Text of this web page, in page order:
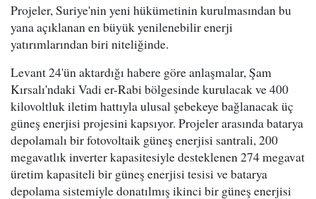
Projeler, Suriye'nin yeni hükümetinin kurulmasından bu
yana açıklanan en büyük yenilenebilir enerji
yatırımlarından biri niteliğinde.
Levant 24'ün aktardığı habere göre anlaşmalar, Şam
Kırsalı'ndaki Vadi er-Rabi bölgesinde kurulacak ve 400
kilovoltluk iletim hattıyla ulusal şebekeye bağlanacak üç
güneş enerjisi projesini kapsıyor. Projeler arasında batarya
depolamalı bir fotovoltaik güneş enerjisi santrali, 200
megavatlık inverter kapasitesiyle desteklenen 274 megavat
üretim kapasiteli bir güneş enerjisi tesisi ve batarya
depolama sistemiyle donatılmış ikinci bir güneş enerjisi